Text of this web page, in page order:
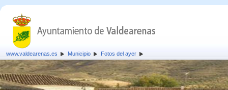
www.valdearenas.es Municipio Fotos del ayer